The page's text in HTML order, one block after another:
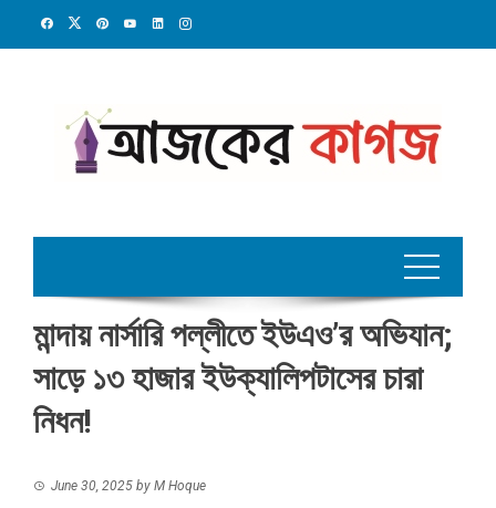
মান্দায় নার্সারি পল্লীতে ইউএও’র অভিযান;
সাড়ে ১৩ হাজার ইউক্যালিপটাসের চারা
নিধন!
June 30, 2025 by M Hoque